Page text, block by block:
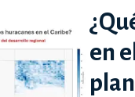
en